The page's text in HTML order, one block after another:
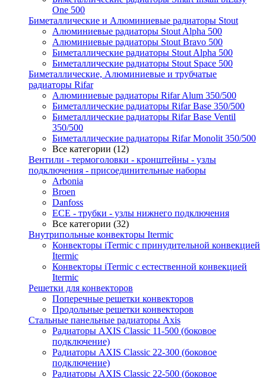
One 500
Биметаллические и Алюминиевые радиаторы Stout
Алюминиевые радиаторы Stout Alpha 500
Алюминиевые радиаторы Stout Bravo 500
Биметаллические радиаторы Stout Alpha 500
Биметаллические радиаторы Stout Space 500
Биметаллические, Алюминиевые и трубчатые
радиаторы Rifar
Алюминиевые радиаторы Rifar Alum 350/500
Биметаллические радиаторы Rifar Base 350/500
Биметаллические радиаторы Rifar Base Ventil
350/500
Биметаллические радиаторы Rifar Monolit 350/500
Все категории (12)
Вентили - термоголовки - кронштейны - узлы
подключения - присоединительные наборы
Arbonia
Broen
Danfoss
ECE - трубки - узлы нижнего подключения
Все категории (32)
Внутрипольные конвекторы Itermic
Конвекторы iTermic c принудительной конвекцией
Itermic
Конвекторы iTermic с естественной конвекцией
Itermic
Решетки для конвекторов
Поперечные решетки конвекторов
Продольные решетки конвекторов
Стальные панельные радиаторы Axis
Радиаторы AXIS Classic 11-500 (боковое
подключение)
Радиаторы AXIS Classic 22-300 (боковое
подключение)
Радиаторы AXIS Classic 22-500 (боковое